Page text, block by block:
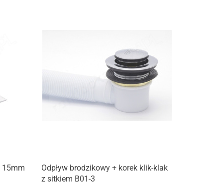
15mm
Odpływ brodzikowy + korek klik-klak
z sitkiem B01-3